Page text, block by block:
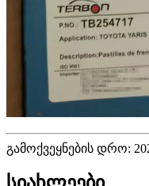
გამოქვეყნების დრო: